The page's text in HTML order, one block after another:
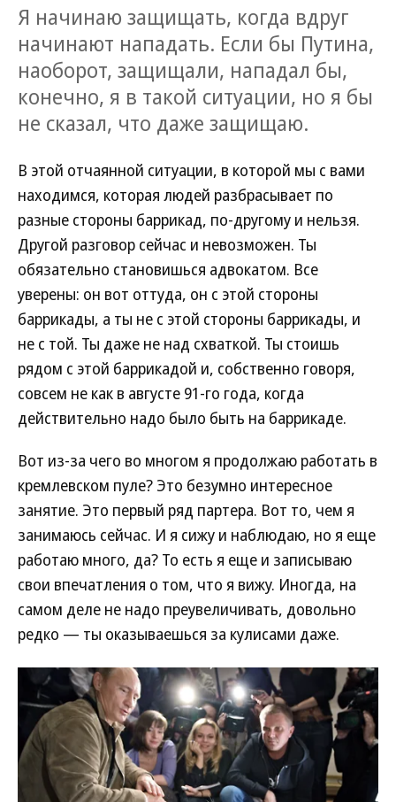
Я начинаю защищать, когда вдруг
начинают нападать. Если бы Путина,
наоборот, защищали, нападал бы,
конечно, я в такой ситуации, но я бы
не сказал, что даже защищаю.
В этой отчаянной ситуации, в которой мы с вами
находимся, которая людей разбрасывает по
разные стороны баррикад, по-другому и нельзя.
Другой разговор сейчас и невозможен. Ты
обязательно становишься адвокатом. Все
уверены: он вот оттуда, он с этой стороны
баррикады, а ты не с этой стороны баррикады, и
не с той. Ты даже не над схваткой. Ты стоишь
рядом с этой баррикадой и, собственно говоря,
совсем не как в августе 91-го года, когда
действительно надо было быть на баррикаде.
Вот из-за чего во многом я продолжаю работать в
кремлевском пуле? Это безумно интересное
занятие. Это первый ряд партера. Вот то, чем я
занимаюсь сейчас. И я сижу и наблюдаю, но я еще
работаю много, да? То есть я еще и записываю
свои впечатления о том, что я вижу. Иногда, на
самом деле не надо преувеличивать, довольно
редко — ты оказываешься за кулисами даже.